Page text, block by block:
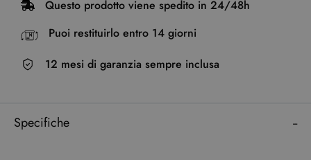
Questo prodotto viene spedito in 24/48h
Puoi restituirlo entro 14 giorni
12 mesi di garanzia sempre inclusa
Specifiche